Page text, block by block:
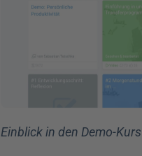
Einblick in den Demo-